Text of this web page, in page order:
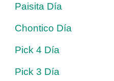
Paisita Día
Chontico Día
Pick 4 Día
Pick 3 Día